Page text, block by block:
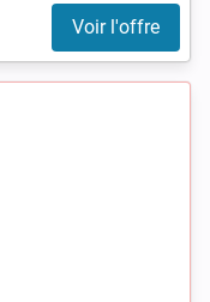
Voir l'offre